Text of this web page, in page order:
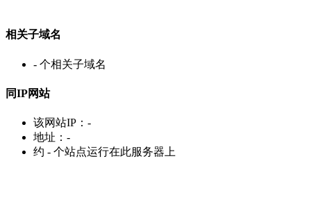
相关子域名
- 个相关子域名
同IP网站
该网站IP： -
地址： -
约 - 个站点运行在此服务器上